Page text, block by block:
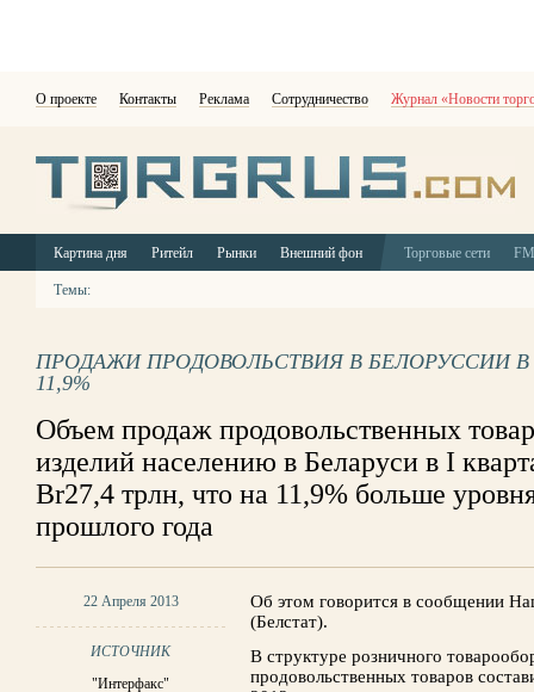
О проекте Контакты Реклама Сотрудничество Журнал «Новости
Картина дня Ритейл Рынки Внешний фон Торговые сети
Темы:
ПРОДАЖИ ПРОДОВОЛЬСТВИЯ В БЕЛОРУССИИ
11,9%
Объем продаж продовольственных
изделий населению в Беларуси в I
Br27,4 трлн, что на 11,9% больше
прошлого года
22 Апреля 2013
ИСТОЧНИК
"Интерфакс"
Об этом говорится в сообщении
(Белстат).
В структуре розничного
продовольственных товаров